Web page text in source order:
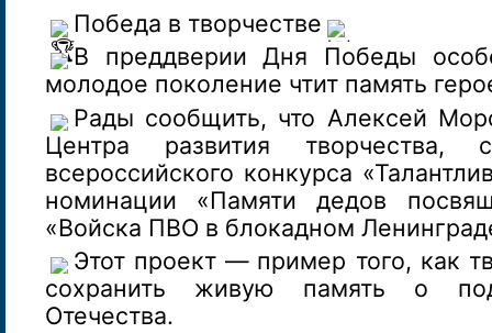
Победа в творчестве
В преддверии Дня Победы
молодое поколение чтит память
Рады сообщить, что Алексей
Центра развития творчества,
всероссийского конкурса
номинации «Памяти дедов
«Войска ПВО в блокадном
Этот проект — пример того, как
сохранить живую память о
Отечества.